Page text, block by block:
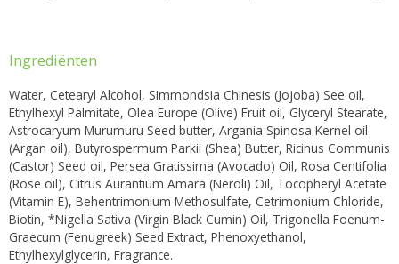
Ingrediënten
Water, Cetearyl Alcohol, Simmondsia Chinesis (Jojoba) See oil,
Ethylhexyl Palmitate, Olea Europe (Olive) Fruit oil, Glyceryl Stearate,
Astrocaryum Murumuru Seed butter, Argania Spinosa Kernel oil
(Argan oil), Butyrospermum Parkii (Shea) Butter, Ricinus Communis
(Castor) Seed oil, Persea Gratissima (Avocado) Oil, Rosa Centifolia
(Rose oil), Citrus Aurantium Amara (Neroli) Oil, Tocopheryl Acetate
(Vitamin E), Behentrimonium Methosulfate, Cetrimonium Chloride,
Biotin, *Nigella Sativa (Virgin Black Cumin) Oil, Trigonella Foenum-
Graecum (Fenugreek) Seed Extract, Phenoxyethanol,
Ethylhexylglycerin, Fragrance.